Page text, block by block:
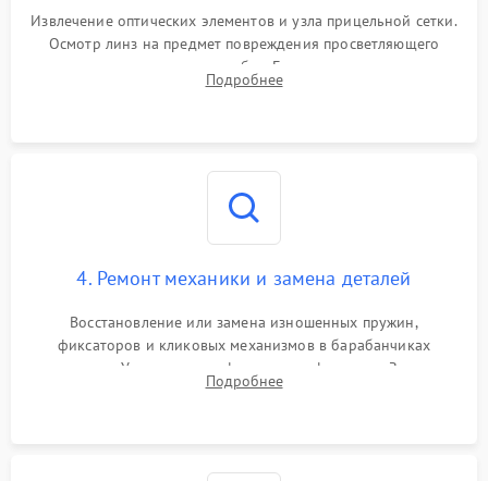
Извлечение оптических элементов и узла прицельной сетки.
Осмотр линз на предмет повреждения просветляющего
покрытия или появления грибка. Бережная очистка стекол
спецрастворами. Проверка целостности гравированной
Подробнее
4. Ремонт механики и замена деталей
Восстановление или замена изношенных пружин,
фиксаторов и кликовых механизмов в барабанчиках
поправок. Устранение люфтов в трансфокаторе. Замена
поврежденных линз, разбитой сетки или восстановление
Подробнее